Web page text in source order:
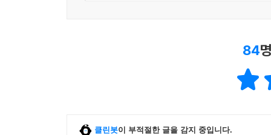
84
클린봇이 부적절한 글을 감지 중입니다.